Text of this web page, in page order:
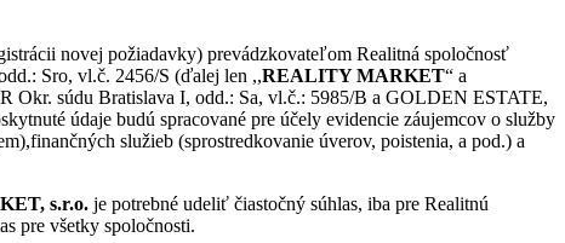
novej požiadavky) prevádzkovateľom Realitná spoločnosť
Sro, vl.č. 2456/S (ďalej len ,,REALITY MARKET“ a
Okr. súdu Bratislava I, odd.: Sa, vl.č.: 5985/B a GOLDEN ESTATE,
údaje budú spracované pre účely evidencie záujemcov o služby
služieb (sprostredkovanie úverov, poistenia, a pod.) a
s.r.o. je potrebné udeliť čiastočný súhlas, iba pre Realitnú
pre všetky spoločnosti.